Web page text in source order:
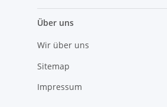
Über uns
Wir über uns
Sitemap
Impressum